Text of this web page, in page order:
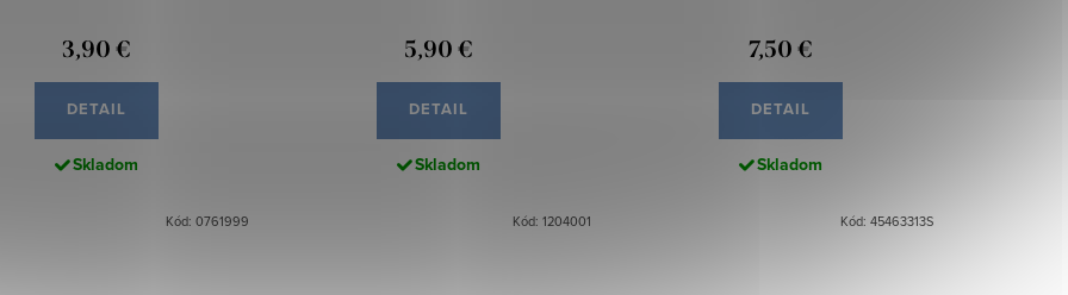
3,90 €
DETAIL
Skladom
Kód: 0761999
5,90 €
DETAIL
Skladom
Kód: 1204001
7,50 €
DETAIL
Skladom
Kód: 45463313S